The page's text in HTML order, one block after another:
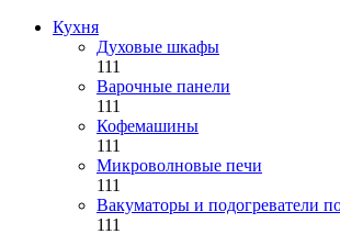
Кухня
Духовые шкафы
111
Варочные панели
111
Кофемашины
111
Микроволновые печи
111
Вакуматоры и подогреватели
111